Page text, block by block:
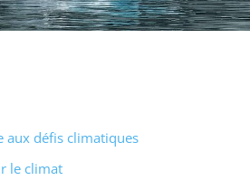
aux défis climatiques
le climat